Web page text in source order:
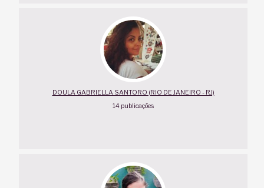
DOULA GABRIELLA SANTORO (RIO DE JANEIRO - RJ)
14 publicações